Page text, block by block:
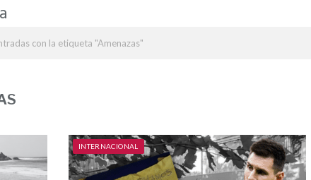
con la etiqueta "Amenazas"
INTERNACIONAL